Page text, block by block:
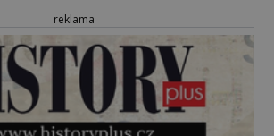
reklama